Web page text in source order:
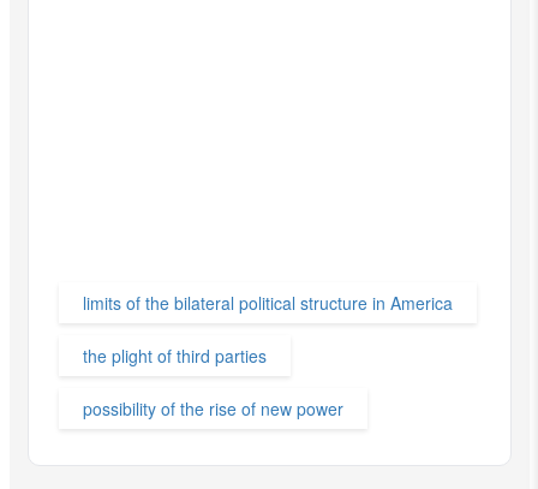
limits of the bilateral political structure in America
the plight of third parties
possibility of the rise of new power